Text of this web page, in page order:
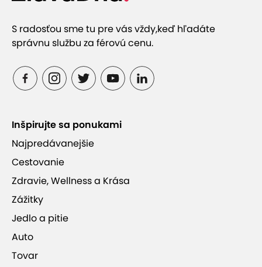
S radosťou sme tu pre vás vždy,keď hľadáte
správnu službu za férovú cenu.
Inšpirujte sa ponukami
Najpredávanejšie
Cestovanie
Zdravie, Wellness a Krása
Zážitky
Jedlo a pitie
Auto
Tovar